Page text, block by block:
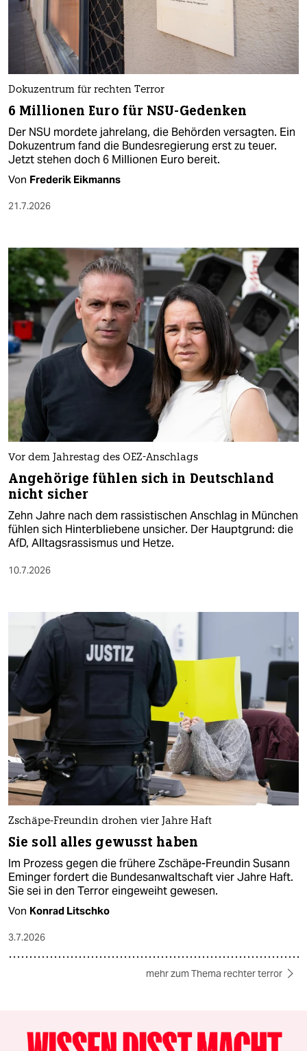
Dokuzentrum für rechten Terror
6 Millionen Euro für NSU-Gedenken
Der NSU mordete jahrelang, die Behörden versagten. Ein
Dokuzentrum fand die Bundesregierung erst zu teuer.
Jetzt stehen doch 6 Millionen Euro bereit.
Von Frederik Eikmanns
21.7.2026
Vor dem Jahrestag des OEZ-Anschlags
Angehörige fühlen sich in Deutschland
nicht sicher
Zehn Jahre nach dem rassistischen Anschlag in München
fühlen sich Hinterbliebene unsicher. Der Hauptgrund: die
AfD, Alltagsrassismus und Hetze.
10.7.2026
Zschäpe-Freundin drohen vier Jahre Haft
Sie soll alles gewusst haben
Im Prozess gegen die frühere Zschäpe-Freundin Susann
Eminger fordert die Bundesanwaltschaft vier Jahre Haft.
Sie sei in den Terror eingeweiht gewesen.
Von Konrad Litschko
3.7.2026
mehr zum Thema rechter terror